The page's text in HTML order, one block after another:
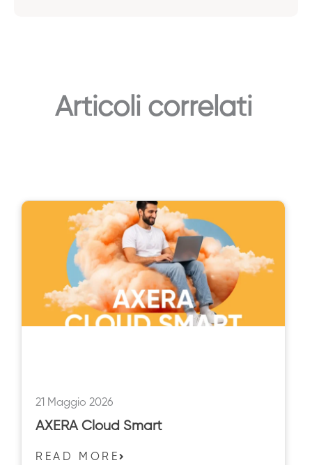
Articoli correlati
21 Maggio 2026
AXERA Cloud Smart
READ MORE